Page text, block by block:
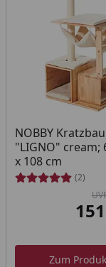
NOBBY
"LIGNO" cream;
x 108 cm
(2)
Zum